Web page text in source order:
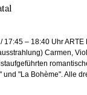
17:45 – 18:40 Uhr ARTE
Carmen,
und "La Bohème". Alle